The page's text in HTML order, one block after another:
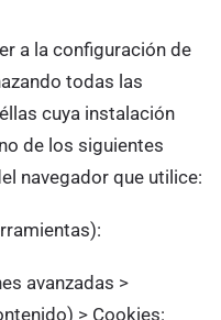
a la configuración de
todas las
cuya instalación
de los siguientes
navegador que utilice:
avanzadas >
> Cookies: